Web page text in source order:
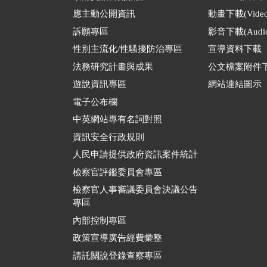
應主動公開資訊
訴願專區
性別主流化/性騷擾防治專區
法務研究計畫與成果
遊說資訊專區
電子公布欄
中英網站專有名詞對照
資訊安全行政規則
人民申請提供政府資訊案件統計
檢察官評鑑委員會專區
檢察官人事審議委員會決議公告
專區
內部控制專區
政策宣導廣告經費彙整
請託關說登錄查察專區
動畫下載
影音下載
宣導資料下載
公文檔案附件
網站連結圖示